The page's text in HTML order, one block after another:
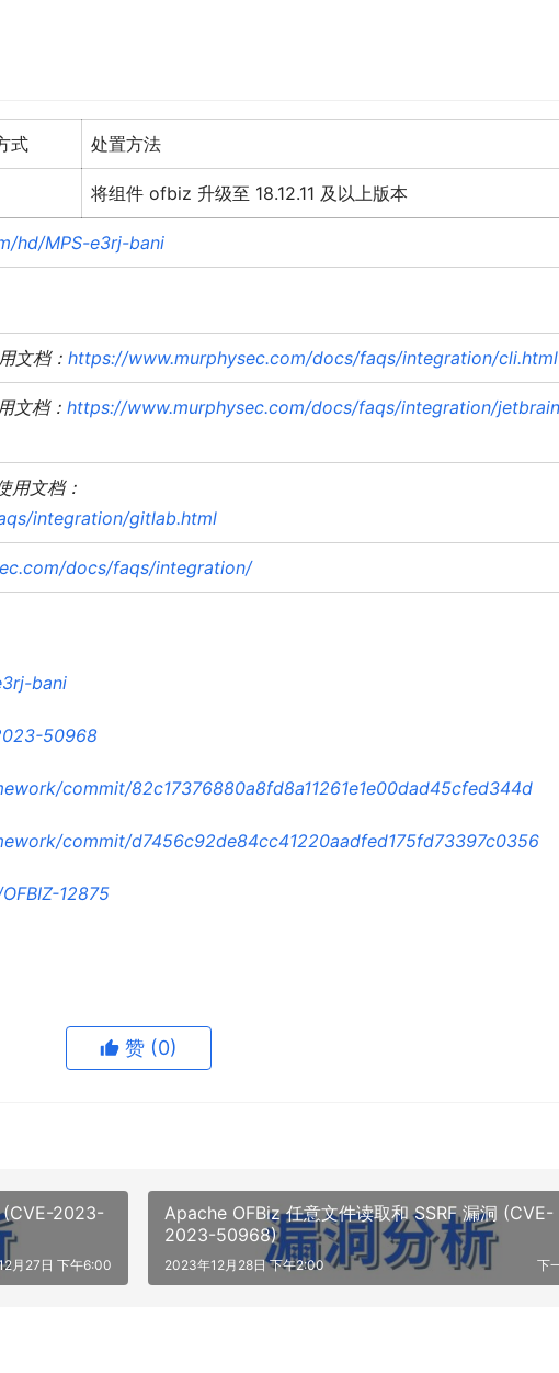
式 处置方法
将组件 ofbiz 升级至 18.12.11 及以上版本
hd/MPS-e3rj-bani
文档： https://www.murphysec.com/docs/faqs/integration/cli.html
文档： https://www.murphysec.com/docs/faqs/integration/
用文档：
integration/gitlab.html
docs/faqs/integration/
bani
50968
commit/82c17376880a8fd8a11261e1e00dad45cfed344d
commit/d7456c92de84cc41220aadfed175fd73397c0356
12875
赞 (0)
(CVE-2023-
月27日 下午6:00
Apache OFBiz 任意文件读取和 SSRF 漏洞 (CVE-
2023-50968)
下
2023年12月28日 下午2:00